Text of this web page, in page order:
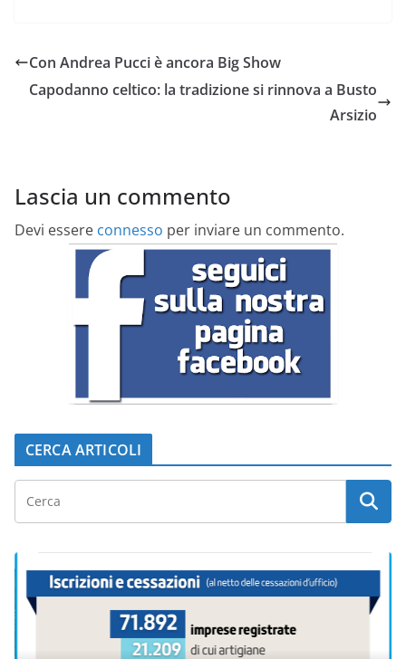
Con Andrea Pucci è ancora Big Show
Capodanno celtico: la tradizione si rinnova a Busto
Arsizio
Lascia un commento
Devi essere connesso per inviare un commento.
CERCA ARTICOLI